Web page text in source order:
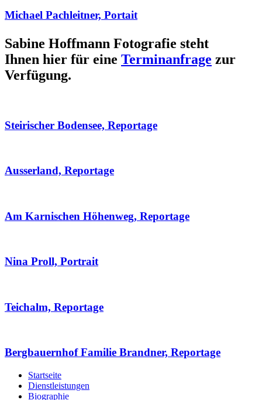
Michael Pachleitner, Portait
Sabine Hoffmann Fotografie steht
Ihnen hier für eine Terminanfrage zur
Verfügung.
Steirischer Bodensee, Reportage
Ausserland, Reportage
Am Karnischen Höhenweg, Reportage
Nina Proll, Portrait
Teichalm, Reportage
Bergbauernhof Familie Brandner, Reportage
Startseite
Dienstleistungen
Biographie